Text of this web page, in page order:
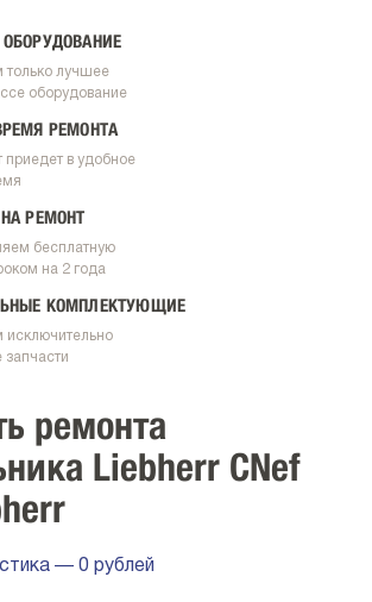
только лучшее
оборудование
РЕМОНТА
приедет в удобное
РЕМОНТ
бесплатную
на 2 года
КОМПЛЕКТУЮЩИЕ
исключительно
ремонта
Liebherr CNef
— 0 рублей